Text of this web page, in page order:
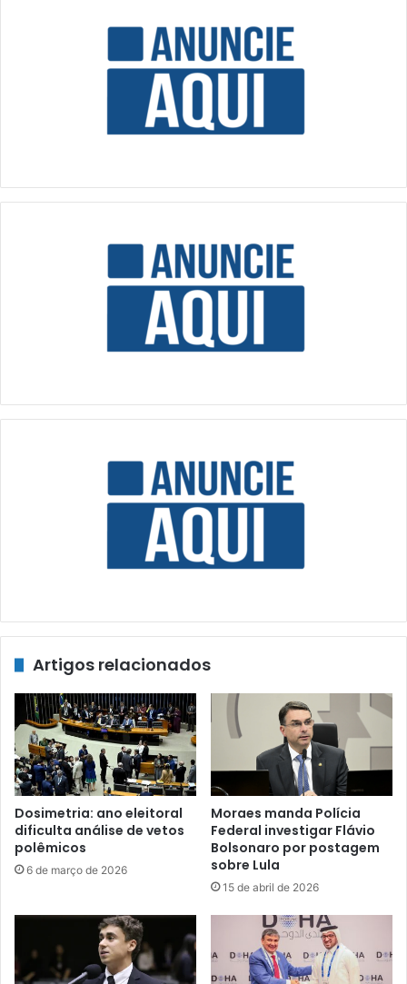
Artigos relacionados
Dosimetria: ano eleitoral
dificulta análise de vetos
polêmicos
6 de março de 2026
Moraes manda Polícia
Federal investigar Flávio
Bolsonaro por postagem
sobre Lula
15 de abril de 2026